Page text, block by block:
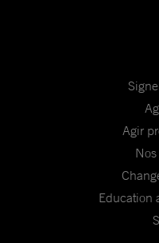
Agir
Education